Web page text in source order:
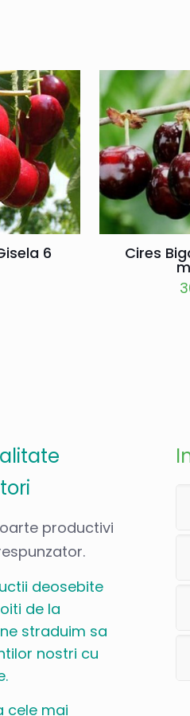
6
Cires
productivi
deosebite
de la
straduim sa
nostri cu
cele mai